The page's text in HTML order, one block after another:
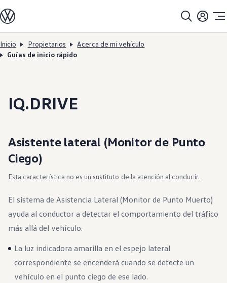
Ir al
contenido
Ir al
pie de
Línea de SUV
Línea de sedán
Línea compacta
Línea de EV
Planes de protección para vehículos
Accesorios para vehículos
Flota
Introducción a los EV
Propietarios
Acerca de mi vehículo
Llamadas a revisión
Luces de advertencia e indicadoras
Actualizaciones de software del vehículo
Garantía e información de mantenimiento
Cobertura de mantenimiento
Calendario de mantenimiento
Asistencia en carretera
Reparación de colisiones certificada
Inicio Propietarios
Acerca de mi vehículo
Guías de inicio rápido
IQ.DRIVE
Asistente lateral (Monitor de Punto
Ciego)
Esta característica no es un sustituto de la atención al conducir.
El sistema de Asistencia Lateral (Monitor de Punto Muerto)
ayuda al conductor a detectar el comportamiento del tráfico
más allá del vehículo.
La luz indicadora amarilla en el espejo lateral
correspondiente se encenderá cuando se detecte un
vehículo en el punto ciego de ese lado.